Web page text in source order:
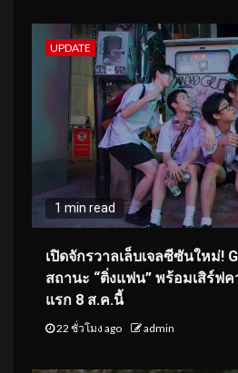
UPDATE
1 min read
เปิดจักรวาลเล็บเจลซีซันใหม่!
สถานะ “ติ่งแฟน” พร้อมเสิร์ฟ
แรก 8 ส.ค.นี้
22 ชั่วโมง ago admin